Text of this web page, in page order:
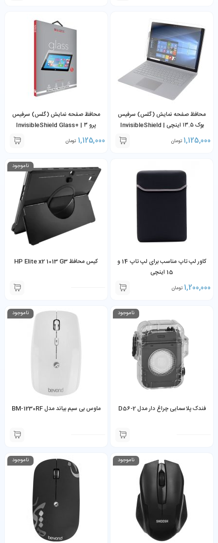
محافظ صفحه نمایش (گلس) سرفیس
بوک ۱۳.۵ اینچی | InvisibleShield
Glass+ Screen Protector
Surface Book 13.5-inch1,125,000 تومان
محافظ صفحه نمایش (گلس) سرفیس
پرو ۳ | InvisibleShield Glass+
Screen Protector Surface Pro
1,125,000 تومان
کاور لپ تاپ مناسب برای لپ تاپ 14 و
15 اینچی
1,200,000 تومان
ناموجود
کیس محافظ HP Elite x2 1013 G3
ناموجود
فندک پلاسمایی چراغ دار مدل D56-2
ناموجود
ماوس بی سیم بیاند مدل BM-1230RF
ناموجود ناموجود